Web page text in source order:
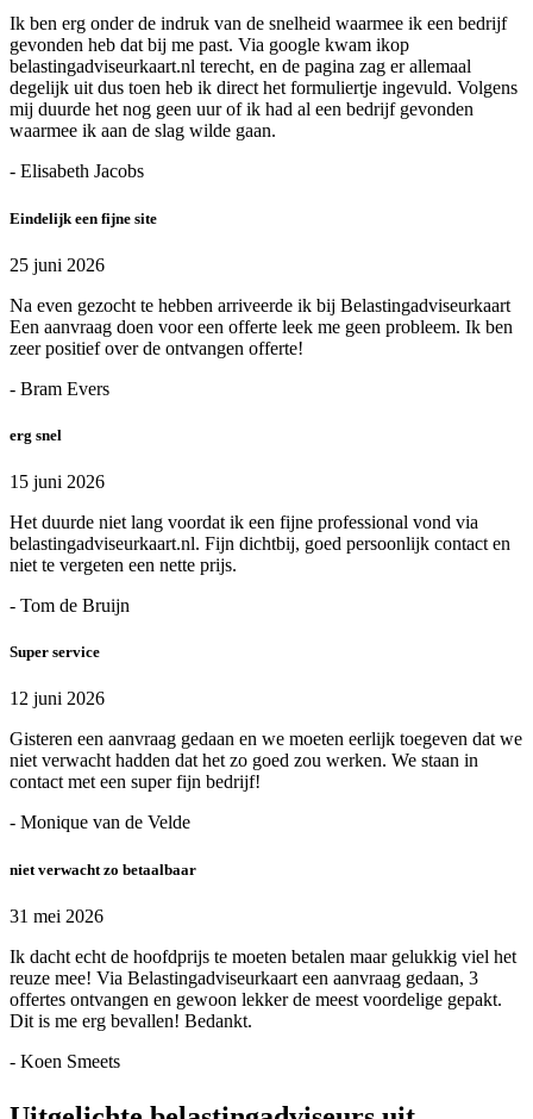
Ik ben erg onder de indruk van de snelheid waarmee ik een bedrijf
gevonden heb dat bij me past. Via google kwam ikop
belastingadviseurkaart.nl terecht, en de pagina zag er allemaal
degelijk uit dus toen heb ik direct het formuliertje ingevuld. Volgens
mij duurde het nog geen uur of ik had al een bedrijf gevonden
waarmee ik aan de slag wilde gaan.
- Elisabeth Jacobs
Eindelijk een fijne site
25 juni 2026
Na even gezocht te hebben arriveerde ik bij Belastingadviseurkaart
Een aanvraag doen voor een offerte leek me geen probleem. Ik ben
zeer positief over de ontvangen offerte!
- Bram Evers
erg snel
15 juni 2026
Het duurde niet lang voordat ik een fijne professional vond via
belastingadviseurkaart.nl. Fijn dichtbij, goed persoonlijk contact en
niet te vergeten een nette prijs.
- Tom de Bruijn
Super service
12 juni 2026
Gisteren een aanvraag gedaan en we moeten eerlijk toegeven dat we
niet verwacht hadden dat het zo goed zou werken. We staan in
contact met een super fijn bedrijf!
- Monique van de Velde
niet verwacht zo betaalbaar
31 mei 2026
Ik dacht echt de hoofdprijs te moeten betalen maar gelukkig viel het
reuze mee! Via Belastingadviseurkaart een aanvraag gedaan, 3
offertes ontvangen en gewoon lekker de meest voordelige gepakt.
Dit is me erg bevallen! Bedankt.
- Koen Smeets